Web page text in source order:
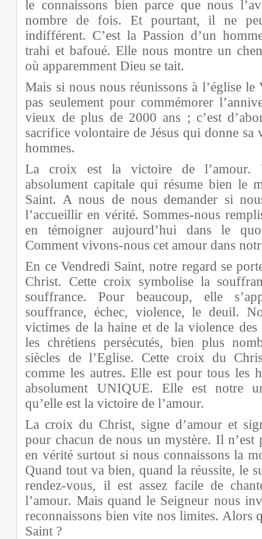
le connaissons bien parce que nous
nombre de fois. Et pourtant, il ne
indifférent. C’est la Passion d’un
trahi et bafoué. Elle nous montre un
où apparemment Dieu se tait.
Mais si nous nous réunissons à l’église le
pas seulement pour commémorer
vieux de plus de 2000 ans ; c’est
sacrifice volontaire de Jésus qui donne sa
hommes.
La croix est la victoire de l’amour.
absolument capitale qui résume bien le
Saint. A nous de nous demander si
l’accueillir en vérité. Sommes-nous
en témoigner aujourd’hui dans le
Comment vivons-nous cet amour dans
En ce Vendredi Saint, notre regard se
Christ. Cette croix symbolise la
souffrance. Pour beaucoup, elle
souffrance, échec, violence, le deuil.
victimes de la haine et de la violence
les chrétiens persécutés, bien plus
siècles de l’Eglise. Cette croix du
comme les autres. Elle est pour tous les
absolument UNIQUE. Elle est notre
qu’elle est la victoire de l’amour.
La croix du Christ, signe d’amour et
pour chacun de nous un mystère. Il n’est
en vérité surtout si nous connaissons la
Quand tout va bien, quand la réussite, le
rendez-vous, il est assez facile de
l’amour. Mais quand le Seigneur nous
reconnaissons bien vite nos limites. Alors
Saint ?